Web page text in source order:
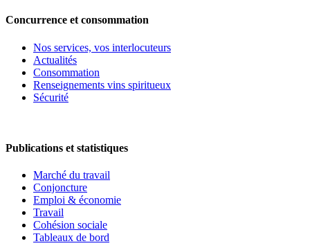
Concurrence et consommation
Nos services, vos interlocuteurs
Actualités
Consommation
Renseignements vins spiritueux
Sécurité
Publications et statistiques
Marché du travail
Conjoncture
Emploi & économie
Travail
Cohésion sociale
Tableaux de bord